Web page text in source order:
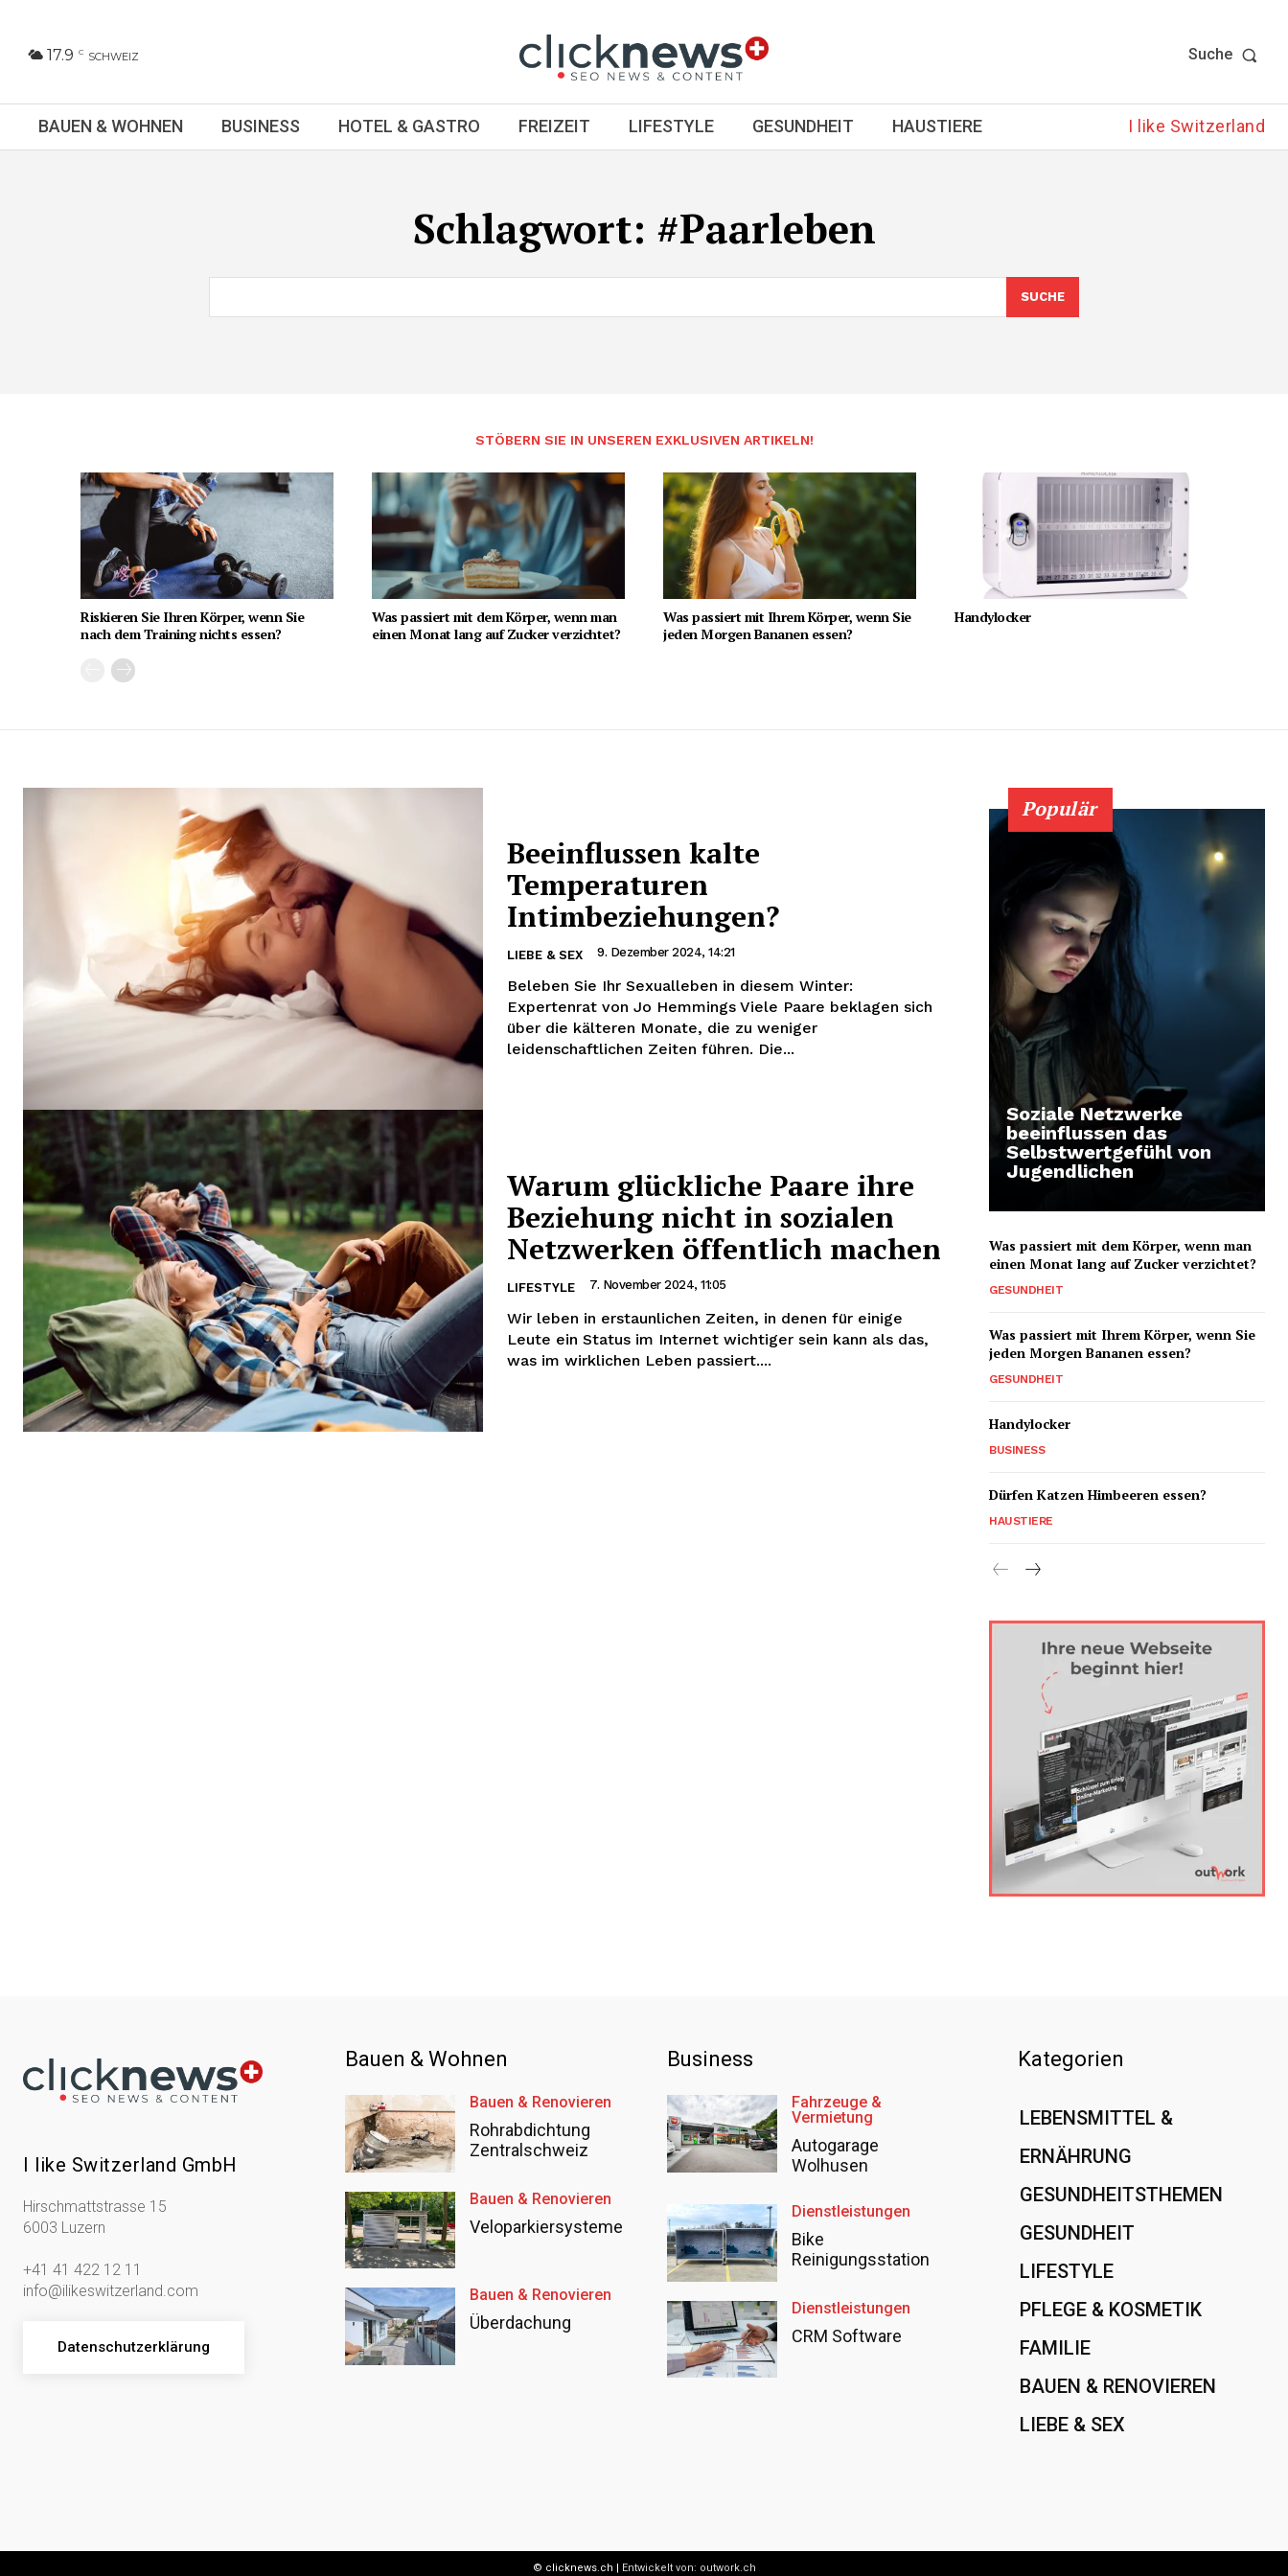
17.9 C SCHWEIZ Suche
BAUEN & WOHNEN BUSINESS HOTEL & GASTRO FREIZEIT LIFESTYLE GESUNDHEIT HAUSTIERE I like Switzerland
Schlagwort: #Paarleben
SUCHE
STÖBERN SIE IN UNSEREN EXKLUSIVEN ARTIKELN!
Riskieren Sie Ihren Körper, wenn Sie
nach dem Training nichts essen?
Was passiert mit dem Körper, wenn man
einen Monat lang auf Zucker verzichtet?
Was passiert mit Ihrem Körper, wenn Sie
jeden Morgen Bananen essen?
Handylocker
Beeinflussen kalte
Temperaturen
Intimbeziehungen?
LIEBE & SEX 9. Dezember 2024, 14:21
Beleben Sie Ihr Sexualleben in diesem Winter:
Expertenrat von Jo Hemmings Viele Paare beklagen sich
über die kälteren Monate, die zu weniger
leidenschaftlichen Zeiten führen. Die...
Warum glückliche Paare ihre
Beziehung nicht in sozialen
Netzwerken öffentlich machen
LIFESTYLE 7. November 2024, 11:05
Wir leben in erstaunlichen Zeiten, in denen für einige
Leute ein Status im Internet wichtiger sein kann als das,
was im wirklichen Leben passiert....
Populär
Soziale Netzwerke
beeinflussen das
Selbstwertgefühl von
Jugendlichen
Was passiert mit dem Körper, wenn man
einen Monat lang auf Zucker verzichtet?
GESUNDHEIT
Was passiert mit Ihrem Körper, wenn Sie
jeden Morgen Bananen essen?
GESUNDHEIT
Handylocker
BUSINESS
Dürfen Katzen Himbeeren essen?
HAUSTIERE
I like Switzerland GmbH
Hirschmattstrasse 15
6003 Luzern
+41 41 422 12 11
info@ilikeswitzerland.com
Datenschutzerklärung
Bauen & Wohnen
Bauen & Renovieren
Rohrabdichtung
Zentralschweiz
Bauen & Renovieren
Veloparkiersysteme
Bauen & Renovieren
Überdachung
Business
Fahrzeuge &
Vermietung
Autogarage
Wolhusen
Dienstleistungen
Bike
Reinigungsstation
Dienstleistungen
CRM Software
Kategorien
LEBENSMITTEL &
ERNÄHRUNG
GESUNDHEITSTHEMEN
GESUNDHEIT
LIFESTYLE
PFLEGE & KOSMETIK
FAMILIE
BAUEN & RENOVIEREN
LIEBE & SEX
© clicknews.ch | Entwickelt von: outwork.ch